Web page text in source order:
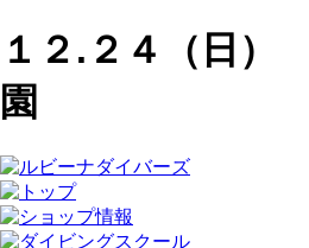
１２.２４（日
園